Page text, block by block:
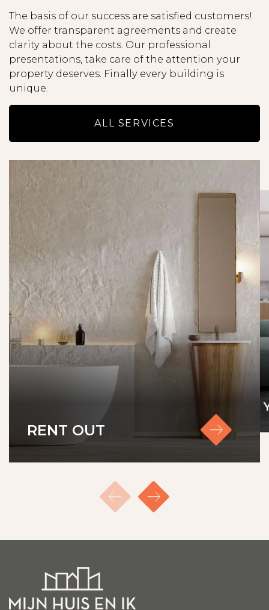
worden ontleend.
- Lees de brochure zorgvuldig door, met name
ook de uitsplitsing van de huur en de totale huur
per maand.
- Alle potentiële huurders worden uitgebreide
gescreend uit op onder andere
kredietwaardigheid en inkomstentoets.
The basis of our success are satisfied customers!
We offer transparent agreements and create
clarity about the costs. Our professional
presentations, take care of the attention your
property deserves. Finally every building is
unique.
ALL SERVICES
RENT OUT
Lisings
Services
Service & Maintenance
Contact